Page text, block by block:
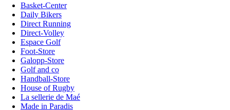
Basket-Center
Daily Bikers
Direct Running
Direct-Volley
Espace Golf
Foot-Store
Galopp-Store
Golf and co
Handball-Store
House of Rugby
La sellerie de Maé
Made in Paradis